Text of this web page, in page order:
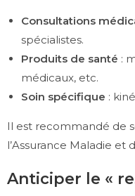
Consultations
spécialistes.
Produits de santé :
médicaux, etc.
Soin spécifique :
Il est recommandé de
l’Assurance Maladie
Anticiper le «